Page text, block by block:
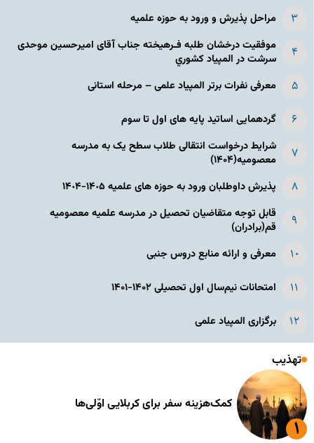
مراحل پذیرش و ورود به حوزه علمیه
موفقیت درخشان طلبه فـرهیخته جناب آقای امیرحسین موحدی
سرشت در المپياد كشوري
معرفی نفرات برتر المپیاد علمی – مرحله استانی
گردهمایی اساتید پایه های اول تا سوم
شرایط درخواست انتقالی طلاب سطح یک به مدرسه
معصومیه(۱۴۰۴)
پذیرش داوطلبان ورود به حوزه های علمیه ١۴٠۵-١۴٠۴
قابل توجه متقاضیان تحصیل در مدرسه علمیه معصومیه
قم(برادران)
معرفی و ارائه منابع دروس جنبی
امتحانات نیم‌سال اول تحصیلی ۱۴۰۲-۱۴۰۱
برگزاری المپیاد علمی
تهذیب
کمک‌هزینه سفر برای کربلایی اوّلی‌ها